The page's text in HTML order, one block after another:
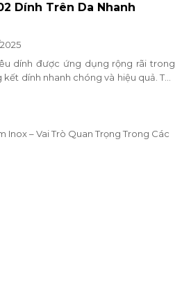
Dính Trên Da Nhanh
dính được ứng dụng rộng rãi trong
dính nhanh chóng và hiệu quả. Tuy